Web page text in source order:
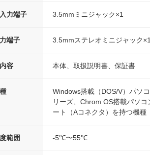
力端子 3.5mmミニジャック×1
端子 3.5mmステレオミニジャック×1
容 本体、取扱説明書、保証書
Windows搭載（DOS/V）パソ
リーズ、Chrom OS搭載パソ
ート（Aコネクタ）を持つ機種
範囲 -5℃〜55℃